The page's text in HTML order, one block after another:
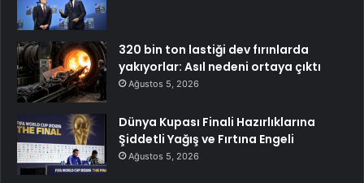
320 bin ton lastiği dev fırınlarda
yakıyorlar: Asıl nedeni ortaya çıktı
Ağustos 5, 2026
Dünya Kupası Finali Hazırlıklarına
Şiddetli Yağış ve Fırtına Engeli
Ağustos 5, 2026